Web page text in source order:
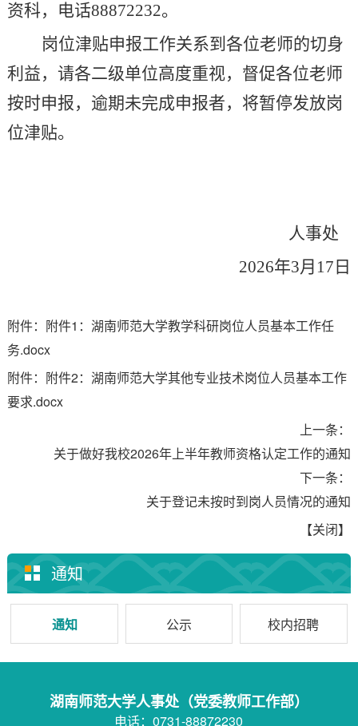
资科，电话88872232。
岗位津贴申报工作关系到各位老师的切身
利益，请各二级单位高度重视，督促各位老师
按时申报， 逾期未完成申报者，将暂停发放岗
位津贴。
人事处
2026年3月 17 日
附件：附件1：湖南师范大学教学科研岗位人员基本工作任
务.docx
附件：附件2：湖南师范大学其他专业技术岗位人员基本工作
要求.docx
上一条：
关于做好我校2026年上半年教师资格认定工作的通知
下一条：
关于登记未按时到岗人员情况的通知
【关闭】
通知
通知 公示 校内招聘
湖南师范大学人事处（党委教师工作部）
电话：0731-88872230